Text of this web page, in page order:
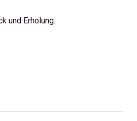
und Erholung.